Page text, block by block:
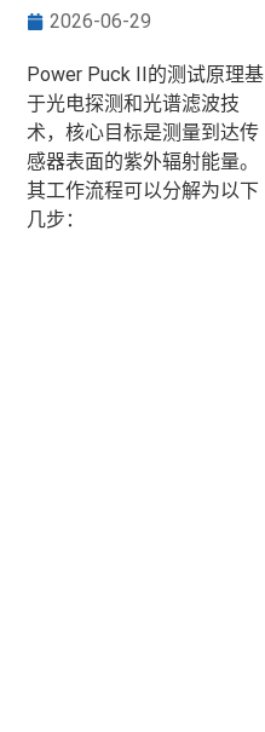
2026-06-29
Power Puck II的测试原理基
于光电探测和光谱滤波技
术，核心目标是测量到达传
感器表面的紫外辐射能量。
其工作流程可以分解为以下
几步：